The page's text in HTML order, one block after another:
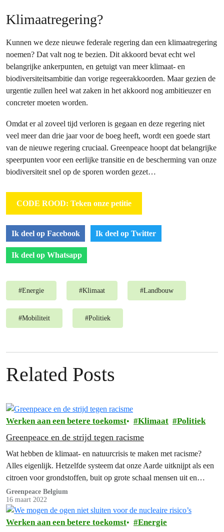
Klimaatregering?
Kunnen we deze nieuwe federale regering dan een klimaatregering
noemen? Dat valt nog te bezien. Dit akkoord bevat echt wel
belangrijke ankerpunten, en getuigt van meer klimaat- en
biodiversiteitsambitie dan vorige regeerakkoorden. Maar gezien de
urgentie zullen heel wat zaken in het akkoord nog ambitieuzer en
concreter moeten worden.
Omdat er al zoveel tijd verloren is gegaan en deze regering niet
veel meer dan drie jaar voor de boeg heeft, wordt een goede start
van de nieuwe regering cruciaal. Greenpeace hoopt dat belangrijke
speerpunten voor een eerlijke transitie en de bescherming van onze
biodiversiteit snel op de sporen worden gezet…
CODE ROOD: Teken onze petitie
Ik deel op Facebook Ik deel op Twitter
Ik deel op Whatsapp
#Energie #Klimaat #Landbouw
#Mobiliteit #Politiek
Related Posts
Werken aan een betere toekomst Klimaat Politiek
Greenpeace en de strijd tegen racisme
Wat hebben de klimaat- en natuurcrisis te maken met racisme?
Alles eigenlijk. Hetzelfde systeem dat onze Aarde uitknijpt als een
citroen voor grondstoffen, buit op grote schaal mensen uit en
schendt de rechten van lokale bevolkingsgroepen.
Greenpeace Belgium
16 maart 2022
Werken aan een betere toekomst Energie